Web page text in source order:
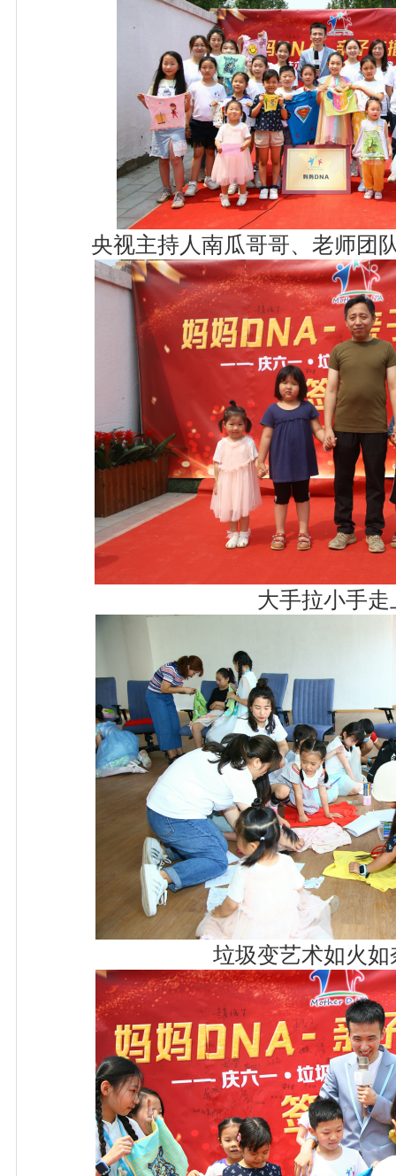
央视主持人南瓜哥哥、老师团
大手拉小手走
垃圾变艺术如火如